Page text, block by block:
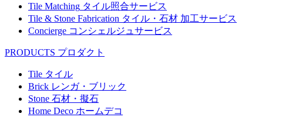
Tile Matching タイル照合サービス
Tile & Stone Fabrication タイル・石材 加工サービス
Concierge コンシェルジュサービス
PRODUCTS プロダクト
Tile タイル
Brick レンガ・ブリック
Stone 石材・擬石
Home Deco ホームデコ